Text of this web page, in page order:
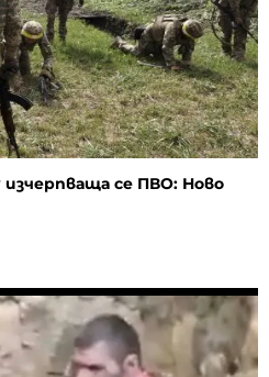
се ПВО: Ново